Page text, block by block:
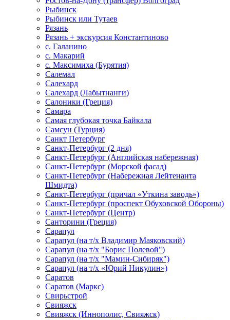
Рыбинск
Рыбинск или Тутаев
Рязань
Рязань + экскурсия Константиново
с. Галанино
с. Макарий
с. Максимиха (Бурятия)
Салемал
Салехард
Салехард (Лабытнанги)
Салоники (Греция)
Самара
Самая глубокая точка Байкала
Самсун (Турция)
Санкт Петербург
Санкт-Петербург (2 дня)
Санкт-Петербург (Английская набережная)
Санкт-Петербург (Морской фасад)
Санкт-Петербург (Набережная Лейтенанта
Шмидта)
Санкт-Петербург (причал «Уткина заводь»)
Санкт-Петербург (проспект Обуховской Обороны)
Санкт-Петербург (Центр)
Санторини (Греция)
Сарапул
Сарапул (на т/х Владимир Маяковский)
Сарапул (на т/х "Борис Полевой")
Сарапул (на т/х "Мамин-Сибиряк")
Сарапул (на т/х «Юрий Никулин»)
Саратов
Саратов (Маркс)
Свирьстрой
Свияжск
Свияжск (Иннополис, Свияжск)